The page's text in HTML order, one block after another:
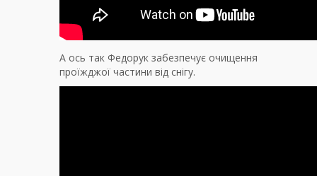
А ось так Федорук забезпечує очищення
проїжджої частини від снігу.